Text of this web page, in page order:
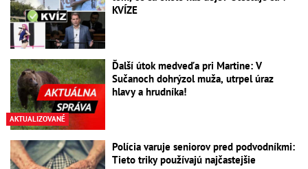
KVÍZE
AKTUALIZOVANÉ
Ďalší útok medveďa pri Martine: V
Sučanoch dohrýzol muža, utrpel úraz
hlavy a hrudníka!
Polícia varuje seniorov pred podvodníkmi:
Tieto triky používajú najčastejšie